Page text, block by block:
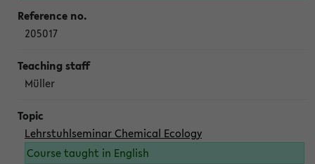
205017
Müller
Lehrstuhlseminar Chemical Ecology
Course taught in English